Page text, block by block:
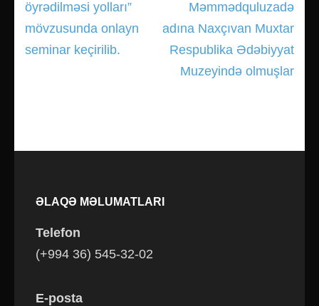
öyrədilməsi yolları”
mövzusunda onlayn
seminar keçirilib.
Məmmədquluzadə
adına Naxçıvan Muxtar
Respublika Ədəbiyyat
Muzeyində olmuşlar
ƏLAQƏ MƏLUMATLARI
Telefon
(+994 36) 545-32-02
E-posta